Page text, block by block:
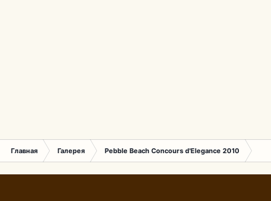
Главная Галерея Pebble Beach Concours d'Elegance 2010